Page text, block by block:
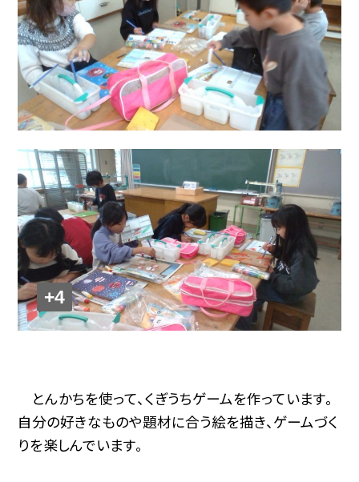
+4
とんかちを使って、くぎうちゲームを作っています。
自分の好きなものや題材に合う絵を描き、ゲームづく
りを楽しんでいます。